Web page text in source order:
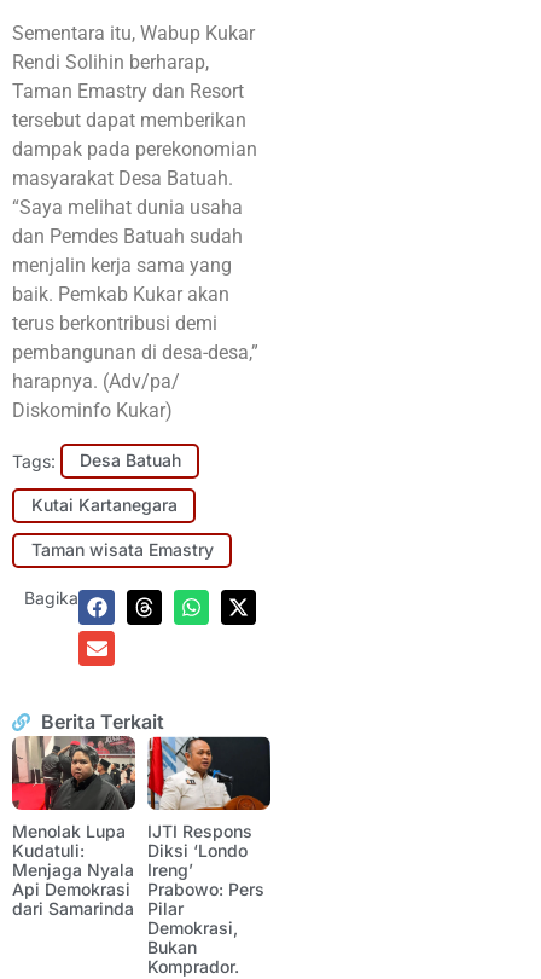
Sementara itu, Wabup Kukar
Rendi Solihin berharap,
Taman Emastry dan Resort
tersebut dapat memberikan
dampak pada perekonomian
masyarakat Desa Batuah.
“Saya melihat dunia usaha
dan Pemdes Batuah sudah
menjalin kerja sama yang
baik. Pemkab Kukar akan
terus berkontribusi demi
pembangunan di desa-desa,”
harapnya. (Adv/pa/
Diskominfo Kukar)
Tags: Desa Batuah
Kutai Kartanegara
Taman wisata Emastry
Bagikan:
Berita Terkait
Menolak Lupa
Kudatuli:
Menjaga Nyala
Api Demokrasi
dari Samarinda
IJTI Respons
Diksi ‘Londo
Ireng’
Prabowo: Pers
Pilar
Demokrasi,
Bukan
Komprador.